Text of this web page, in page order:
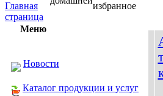
Главная
страница
Меню
Новости
Каталог продукции и услуг